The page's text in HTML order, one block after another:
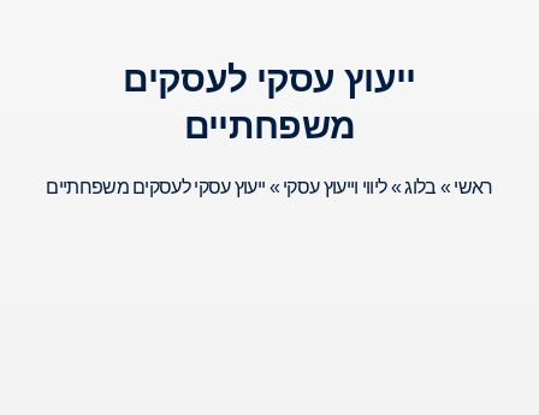
ייעוץ עסקי לעסקים
משפחתיים
ראשי» בלוג»ליווי וייעוץ עסקי» ייעוץ עסקי לעסקים משפחתיים